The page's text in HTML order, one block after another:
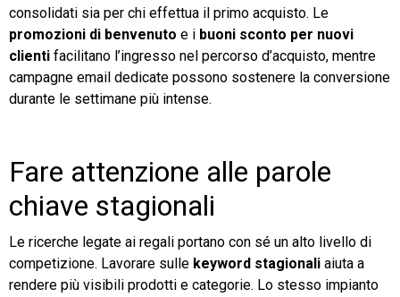
consolidati sia per chi effettua il primo acquisto. Le
promozioni di benvenuto e i buoni sconto per nuovi
clienti facilitano l’ingresso nel percorso d’acquisto, mentre
campagne email dedicate possono sostenere la conversione
durante le settimane più intense.
Fare attenzione alle parole
chiave stagionali
Le ricerche legate ai regali portano con sé un alto livello di
competizione. Lavorare sulle keyword stagionali aiuta a
rendere più visibili prodotti e categorie. Lo stesso impianto